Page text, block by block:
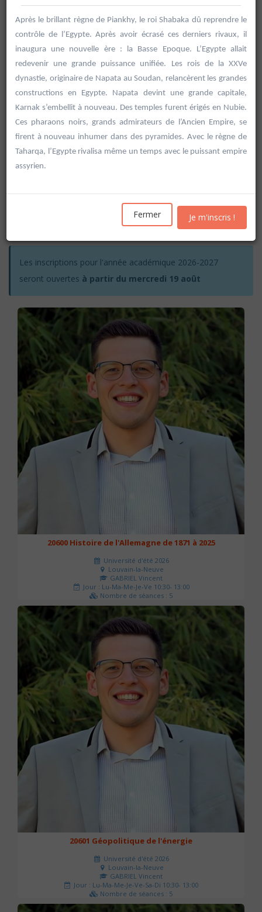
Vider les filtres
Les inscriptions pour l'année académique 2026-2027
seront ouvertes à partir du mercredi 19 août
20600 Histoire de l'Allemagne de 1871 à 2025
Université d'été 2026
Louvain-la-Neuve
GABRIEL Vincent
Jour : Lu-Ma-Me-Je-Ve 10:30- 13:00
Nombre de séances : 5
120 €
20601 Géopolitique de l'énergie
Université d'été 2026
Louvain-la-Neuve
GABRIEL Vincent
Jour : Lu-Ma-Me-Je-Ve-Sa-Di 10:30- 13:00
Nombre de séances : 5
120 €
Après le brillant règne de Piankhy, le roi Shabaka dû reprendre le
contrôle de l’Egypte. Après avoir écrasé ces derniers rivaux, il
inaugura une nouvelle ère : la Basse Epoque. L’Egypte allait
redevenir une grande puissance unifiée. Les rois de la XXVe
dynastie, originaire de Napata au Soudan, relancèrent les grandes
constructions en Egypte. Napata devint une grande capitale,
Karnak s’embellit à nouveau. Des temples furent érigés en Nubie.
Ces pharaons noirs, grands admirateurs de l’Ancien Empire, se
firent à nouveau inhumer dans des pyramides. Avec le règne de
Taharqa, l’Egypte rivalisa même un temps avec le puissant empire
assyrien.
Fermer Je m'inscris !